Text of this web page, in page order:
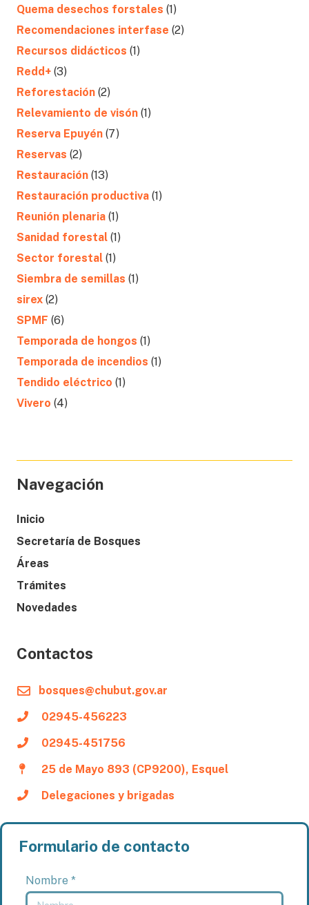
Quema desechos forstales (1)
Recomendaciones interfase (2)
Recursos didácticos (1)
Redd+ (3)
Reforestación (2)
Relevamiento de visón (1)
Reserva Epuyén (7)
Reservas (2)
Restauración (13)
Restauración productiva (1)
Reunión plenaria (1)
Sanidad forestal (1)
Sector forestal (1)
Siembra de semillas (1)
sirex (2)
SPMF (6)
Temporada de hongos (1)
Temporada de incendios (1)
Tendido eléctrico (1)
Vivero (4)
Navegación
Inicio
Secretaría de Bosques
Áreas
Trámites
Novedades
Contactos
bosques@chubut.gov.ar
02945-456223
02945-451756
25 de Mayo 893 (CP9200), Esquel
Delegaciones y brigadas
Formulario de contacto
Nombre *